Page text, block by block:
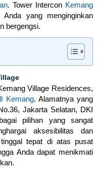
. Tower Intercon Kemang
yang menginginkan
bergengsi.
Village Residences,
Kemang. Alamatnya yang
Jakarta Selatan, DKI
pilihan yang sangat
aksesibilitas dan
tepat di atas pusat
Anda dapat menikmati